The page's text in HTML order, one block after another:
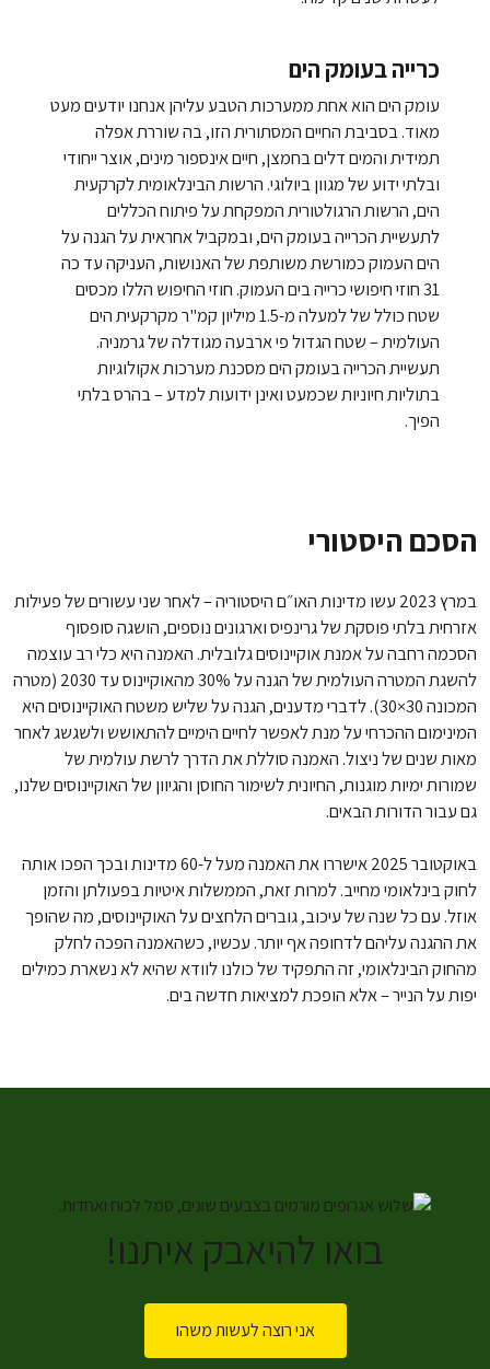
כרייה בעומק הים
עומק הים הוא אחת ממערכות הטבע עליהן אנחנו יודעים מעט
מאוד. בסביבת החיים המסתורית הזו, בה שוררת אפלה
תמידית והמים דלים בחמצן, חיים אינספור מינים, אוצר ייחודי
ובלתי ידוע של מגוון ביולוגי. הרשות הבינלאומית לקרקעית
הים, הרשות הרגולטורית המפקחת על פיתוח הכללים
לתעשיית הכרייה בעומק הים, ובמקביל אחראית על הגנה על
הים העמוק כמורשת משותפת של האנושות, העניקה עד כה
31 חוזי חיפושי כרייה בים העמוק. חוזי החיפוש הללו מכסים
שטח כולל של למעלה מ-1.5 מיליון קמ"ר מקרקעית הים
העולמית – שטח הגדול פי ארבעה מגודלה של גרמניה.
תעשיית הכרייה בעומק הים מסכנת מערכות אקולוגיות
בתוליות חיוניות שכמעט ואינן ידועות למדע – בהרס בלתי
הפיך.
הסכם היסטורי
במרץ 2023 עשו מדינות האו״ם היסטוריה – לאחר שני עשורים של פעילות
אזרחית בלתי פוסקת של גרינפיס וארגונים נוספים, הושגה סופסוף
הסכמה רחבה על אמנת אוקיינוסים גלובלית. האמנה היא כלי רב עוצמה
להשגת המטרה העולמית של הגנה על 30% מהאוקיינוס עד 2030 (מטרה
המכונה 30×30). לדברי מדענים, הגנה על שליש משטח האוקיינוסים היא
המינימום ההכרחי על מנת לאפשר לחיים הימיים להתאושש ולשגשג לאחר
מאות שנים של ניצול. האמנה סוללת את הדרך לרשת עולמית של
שמורות ימיות מוגנות, החיונית לשימור החוסן והגיוון של האוקיינוסים שלנו,
גם עבור הדורות הבאים.
באוקטובר 2025 אישררו את האמנה מעל ל-60 מדינות ובכך הפכו אותה
לחוק בינלאומי מחייב. למרות זאת, הממשלות איטיות בפעולתן והזמן
אוזל. עם כל שנה של עיכוב, גוברים הלחצים על האוקיינוסים, מה שהופך
את ההגנה עליהם לדחופה אף יותר. עכשיו, כשהאמנה הפכה לחלק
מהחוק הבינלאומי, זה התפקיד של כולנו לוודא שהיא לא נשארת כמילים
יפות על הנייר – אלא הופכת למציאות חדשה בים.
בואו להיאבק איתנו!
אני רוצה לעשות משהו